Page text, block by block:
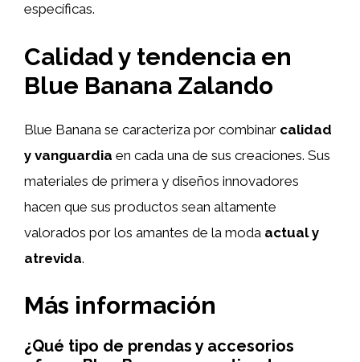
específicas.
Calidad y tendencia en
Blue Banana Zalando
Blue Banana se caracteriza por combinar calidad
y vanguardia en cada una de sus creaciones. Sus
materiales de primera y diseños innovadores
hacen que sus productos sean altamente
valorados por los amantes de la moda actual y
atrevida.
Más información
¿Qué tipo de prendas y accesorios